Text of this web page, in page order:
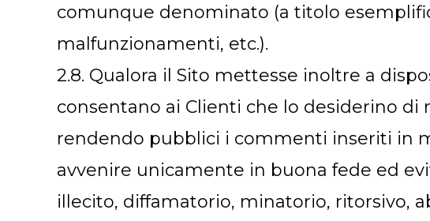
comunque denominato (a titolo
malfunzionamenti, etc.).
2.8. Qualora il Sito mettesse inoltre a
consentano ai Clienti che lo desiderino di
rendendo pubblici i commenti inseriti in
avvenire unicamente in buona fede ed
illecito, diffamatorio, minatorio, ritorsivo,